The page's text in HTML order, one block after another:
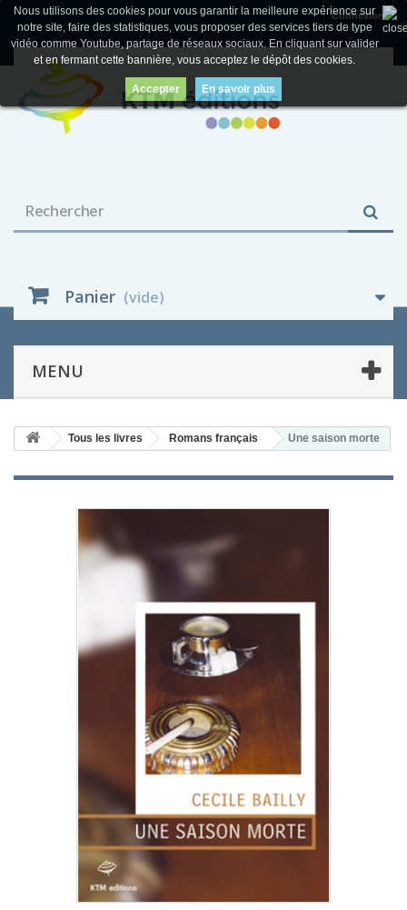
Connexion
Panier (vide)
MENU
Nous utilisons des cookies pour vous garantir la meilleure expérience sur
notre site, faire des statistiques, vous proposer des services tiers de type
vidéo comme Youtube, partage de réseaux sociaux. En cliquant sur valider
et en fermant cette bannière, vous acceptez le dépôt des cookies.
Accepter En savoir plus
Tous les livres Romans français Une saison morte